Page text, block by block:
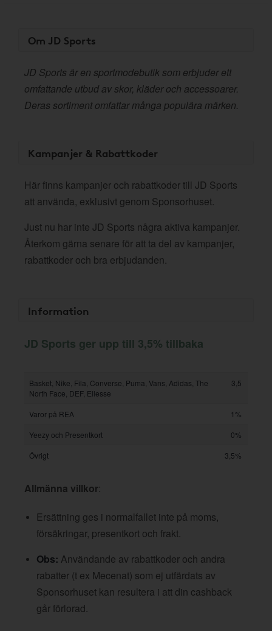
Om JD Sports
JD Sports är en sportmodebutik som erbjuder ett
omfattande utbud av skor, kläder och accessoarer.
Deras sortiment omfattar många populära märken.
Kampanjer & Rabattkoder
Här finns kampanjer och rabattkoder till JD Sports
att använda, exklusivt genom Sponsorhuset.
Just nu har inte JD Sports några aktiva kampanjer.
Återkom gärna senare för att ta del av kampanjer,
rabattkoder och bra erbjudanden.
Information
JD Sports ger upp till 3,5% tillbaka
Basket, Nike, Fila, Converse, Puma, Vans, Adidas, The
North Face, DEF, Ellesse
3,5
Varor på REA
1%
Yeezy och Presentkort
0%
Övrigt
3,5%
Allmänna villkor:
Ersättning ges i normalfallet inte på moms,
försäkringar, presentkort och frakt.
Obs: Användande av rabattkoder och andra
rabatter (t ex Mecenat) som ej utfärdats av
Sponsorhuset kan resultera i att din cashback
går förlorad.